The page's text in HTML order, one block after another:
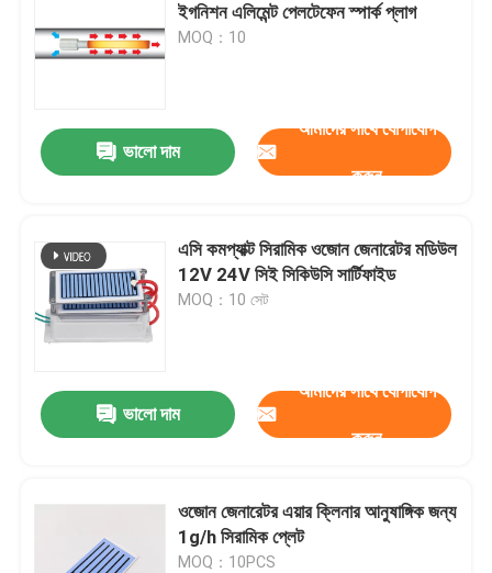
ইগনিশন এলিমেন্ট পেলটেফেন স্পার্ক প্লাগ
MOQ：10
ভালো দাম
আমাদের সাথে যোগাযোগ
করুন
এসি কমপ্যাক্ট সিরামিক ওজোন জেনারেটর মডিউল
12V 24V সিই সিকিউসি সার্টিফাইড
MOQ：10 সেট
ভালো দাম
আমাদের সাথে যোগাযোগ
করুন
ওজোন জেনারেটর এয়ার ক্লিনার আনুষাঙ্গিক জন্য
1g/h সিরামিক প্লেট
MOQ：10PCS